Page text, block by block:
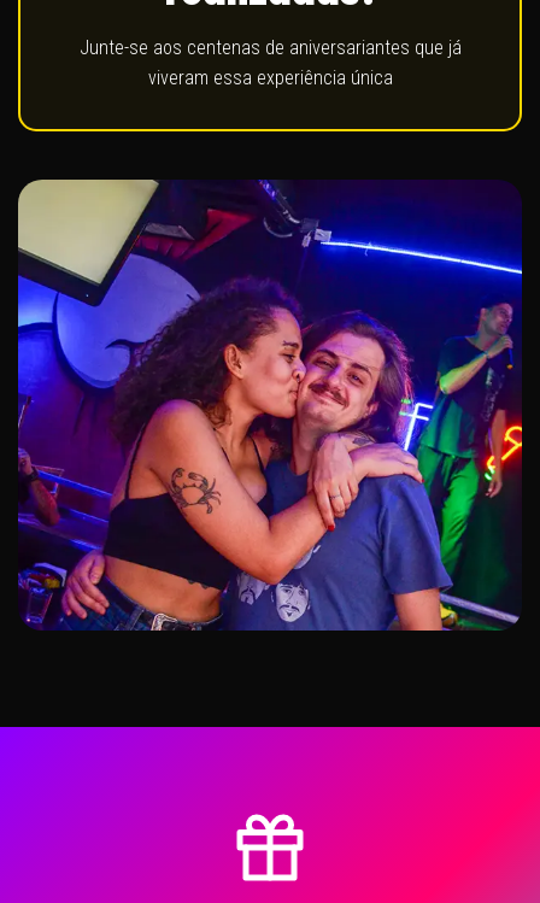
Junte-se aos centenas de aniversariantes que já
viveram essa experiência única